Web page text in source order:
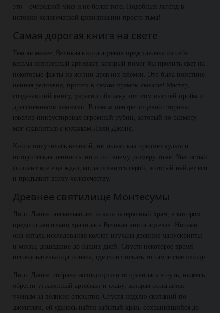
это – очередной миф и не более того. Подобных легенд в
истории человеческой цивилизации просто тьма!
Самая дорогая книга на свете
Тем не менее, Великая книга ацтеков представляла из себя
весьма интересный артефакт, который помог бы пролить свет на
некоторые факты из жизни древних племен. Это была поистине
ценная реликвия, причем в самом прямом смысле! Мастер,
создававший книгу, украсил обложку золотом высшей пробы и
драгоценными камнями. В самом центре лицевой стороны
ювелир инкрустировал огромный рубин, который по размеру
мог сравниться с кулачком Лили Джонс.
Книга получилась великой, не только как предмет культа и
историческая ценность, но и по своему размеру тоже. Увесистый
фолиант все еще ждал, когда появится герой, который найдет его
и предъявит всему человечеству.
Древнее святилище Монтесумы
Лили Джонс несколько лет искала затерянный храм, в котором
предположительно хранилась Великая книга ацтеков. Ночами
она читала исследования коллег, изучала древние манускрипты
и мифы, дошедшие до наших дней. Спустя некоторое время
исследовательница поняла, где стоит искать то самое святилище.
Лили Джонс собрала экспедицию и отправилась в путь, надеясь
обрести утраченный артефакт и славу, которая полагается
ученым за великие открытия. Спустя неделю скитаний по
джунглям, ей удалось найти забытый храм, сохранившийся до